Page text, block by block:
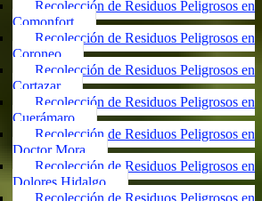
Recolección de Residuos Peligrosos en
Comonfort
Recolección de Residuos Peligrosos en
Coroneo
Recolección de Residuos Peligrosos en
Cortazar
Recolección de Residuos Peligrosos en
Cuerámaro
Recolección de Residuos Peligrosos en
Doctor Mora
Recolección de Residuos Peligrosos en
Dolores Hidalgo
Recolección de Residuos Peligrosos en